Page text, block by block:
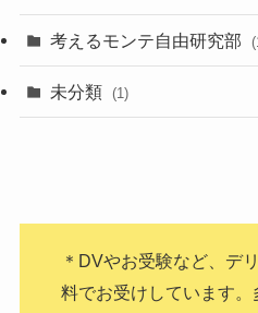
考えるモンテ自由研究部
未分類 (1)
＊DVやお受験など、デ
料でお受けしています